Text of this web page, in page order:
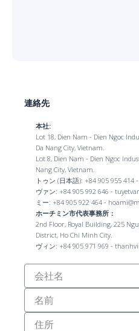
連絡先
本社:
Lot 18, Dien Nam - Dien Ngoc
Da Nang City, Vietnam.
Lot 8, Dien Nam - Dien Ngoc
Nang City, Vietnam.
トゥン (日本語): +84 905 955
ヴァン: +84 905 992 646 -
ミー: +84 905 922 464 -
ホーチミン市代表事務所：
2nd Floor, Royal Building, 225
District, Ho Chi Minh City.
ヴィン: +84 905 971 969 -
Công
Họ
Tên
Địa